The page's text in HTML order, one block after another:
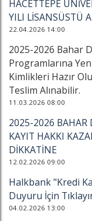
HACETTEPE
YILI LİSANSÜSTÜ
22.04.2026 14:00
2025-2026 Bahar
Programlarına
Kimlikleri Hazır
Teslim Alınabilir.
11.03.2026 08:00
2025-2026 BAHAR
KAYIT HAKKI
DİKKATİNE
12.02.2026 09:00
Halkbank "Kredi
Duyuru İçin
04.02.2026 13:00